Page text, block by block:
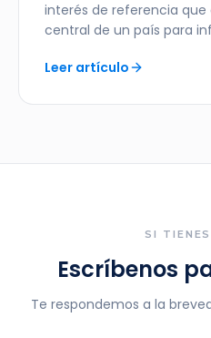
interés de referencia
central de un país para
Leer artículo
SI
Escríbenos
Te respondemos a la